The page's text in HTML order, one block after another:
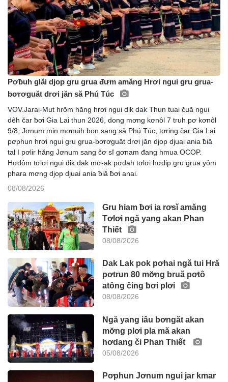
Pơƀuh glăi djop gru grua đưm amăng Hrơi ngui gru grua-
bơrơguăt drơi jăn să Phú Túc
VOV.Jarai-Mut hrŏm hăng hrơi ngui dik dak Thun tuai čuă ngui
dêh čar ƀơi Gia Lai thun 2026, dong mơng kơnôl 7 truh pơ kơnôl
9/8, Jơnum min mơnuih ƀon sang să Phú Túc, tơring čar Gia Lai
pơphun hrơi ngui gru grua-bơrơguăt drơi jăn djop djuai ania ƀiă
tal I pơlir hăng Jơnum sang čơ sĭ gơnam đang hmua OCOP.
Hơdôm tơlơi ngui dik dak mơ-ak pơdah tơlơi hơdip gru grua yôm
phara mơng djop djuai ania ƀiă ƀơi anai.
08/08/2026
Gru hiam ƀơi ia rơsĭ amăng
Tơlơi ngă yang akan Phan
Thiết
08/08/2026
Dak Lak pok pơhai ngă tui Hră
pơtrun 80 mơ̆ng bruă pơtô
atông čing ƀơi plơi
08/08/2026
Ngă yang iâu bơngăt akan
mơ̆ng plơi pla mă akan
hơdang či Phan Thiết
05/08/2026
Pơphun Jơnum ngui jar kmar